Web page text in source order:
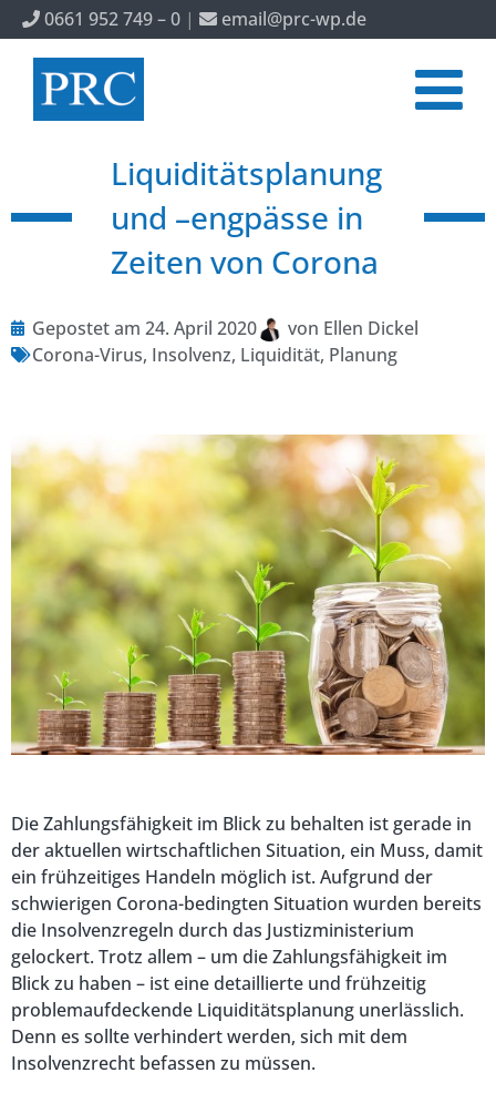
0661 952 749 – 0 | email@prc-wp.de
Liquiditätsplanung
und –engpässe in
Zeiten von Corona
Gepostet am 24. April 2020 von Ellen Dickel
Corona-Virus, Insolvenz, Liquidität, Planung
Die Zahlungsfähigkeit im Blick zu behalten ist gerade in
der aktuellen wirtschaftlichen Situation, ein Muss, damit
ein frühzeitiges Handeln möglich ist. Aufgrund der
schwierigen Corona-bedingten Situation wurden bereits
die Insolvenzregeln durch das Justizministerium
gelockert. Trotz allem – um die Zahlungsfähigkeit im
Blick zu haben – ist eine detaillierte und frühzeitig
problemaufdeckende Liquiditätsplanung unerlässlich.
Denn es sollte verhindert werden, sich mit dem
Insolvenzrecht befassen zu müssen.